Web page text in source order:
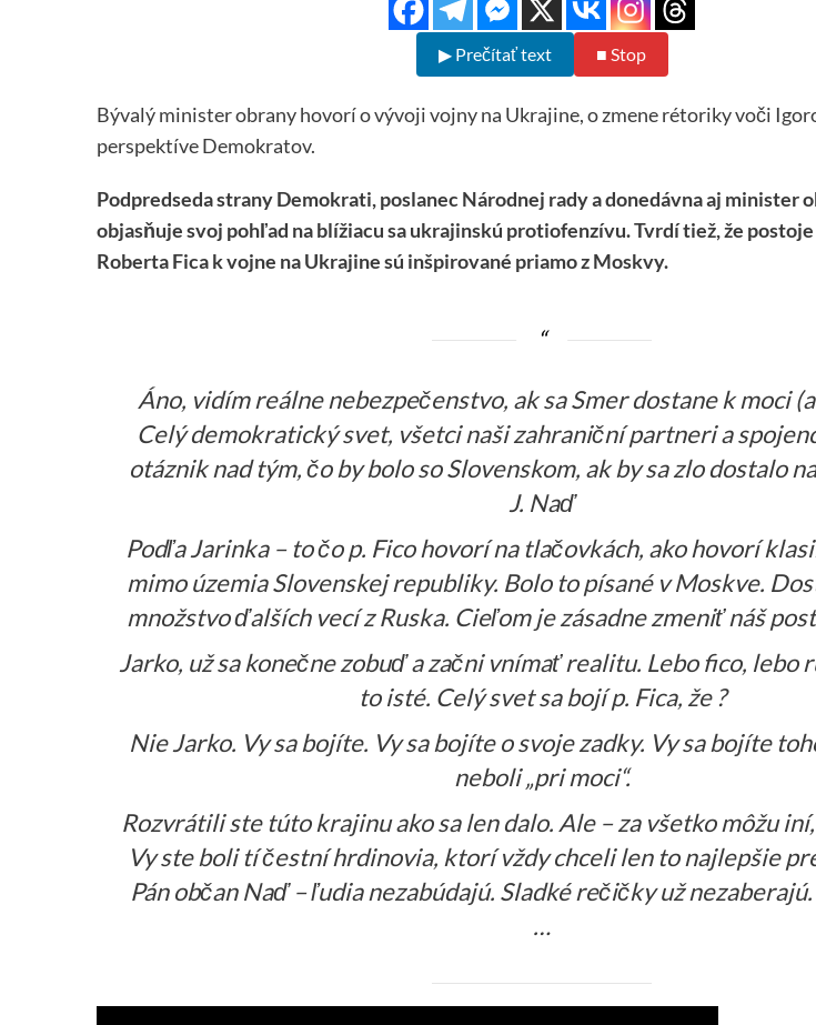
▶ Prečítať text ■ Stop
Bývalý minister obrany hovorí o vývoji vojny na Ukrajine, o zmene rétoriky voči
perspektíve Demokratov.
Podpredseda strany Demokrati, poslanec Národnej rady a donedávna aj minister
objasňuje svoj pohľad na blížiacu sa ukrajinskú protiofenzívu. Tvrdí tiež, že postoje
Roberta Fica k vojne na Ukrajine sú inšpirované priamo z Moskvy.
Áno, vidím reálne nebezpečenstvo, ak sa Smer dostane k moci
Celý demokratický svet, všetci naši zahraniční partneri a
otáznik nad tým, čo by bolo so Slovenskom, ak by sa zlo dostalo
J. Naď
Podľa Jarinka – to čo p. Fico hovorí na tlačovkách, ako hovorí
mimo územia Slovenskej republiky. Bolo to písané v Moskve.
množstvo ďalších vecí z Ruska. Cieľom je zásadne zmeniť náš
Jarko, už sa konečne zobuď a začni vnímať realitu. Lebo fico, lebo
to isté. Celý svet sa bojí p. Fica, že ?
Nie Jarko. Vy sa bojíte. Vy sa bojíte o svoje zadky. Vy sa bojíte
neboli „pri moci“.
Rozvrátili ste túto krajinu ako sa len dalo. Ale – za všetko môžu
Vy ste boli tí čestní hrdinovia, ktorí vždy chceli len to najlepšie
Pán občan Naď – ľudia nezabúdajú. Sladké rečičky už
…